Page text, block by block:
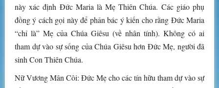
này xác định Đức Maria là Mẹ Thiên Chúa. Các giáo phụ
đồng ý cách gọi này để phản bác ý kiến cho rằng Đức Maria
“chỉ là” Mẹ của Chúa Giêsu (về nhân tính). Không có ai
tham dự vào sự sống của Chúa Giêsu hơn Đức Mẹ, người đã
sinh Con Thiên Chúa.
Nữ Vương Mân Côi: Đức Mẹ cho các tín hữu tham dự vào sự